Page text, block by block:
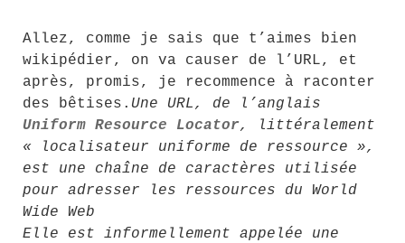
Allez, comme je sais que t’aimes bien
wikipédier, on va causer de l’URL, et
après, promis, je recommence à raconter
des bêtises. Une URL, de l’anglais
Uniform Resource Locator, littéralement
« localisateur uniforme de ressource »,
est une chaîne de caractères utilisée
pour adresser les ressources du World
Wide Web
Elle est informellement appelée une